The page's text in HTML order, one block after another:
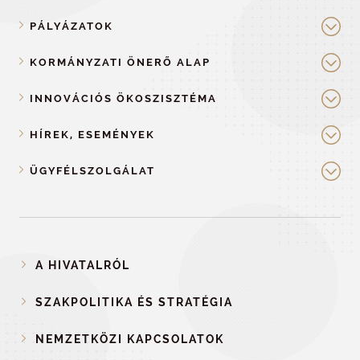
PÁLYÁZATOK
KORMÁNYZATI ÖNERŐ ALAP
INNOVÁCIÓS ÖKOSZISZTÉMA
HÍREK, ESEMÉNYEK
ÜGYFÉLSZOLGÁLAT
A HIVATALRÓL
SZAKPOLITIKA ÉS STRATÉGIA
NEMZETKÖZI KAPCSOLATOK